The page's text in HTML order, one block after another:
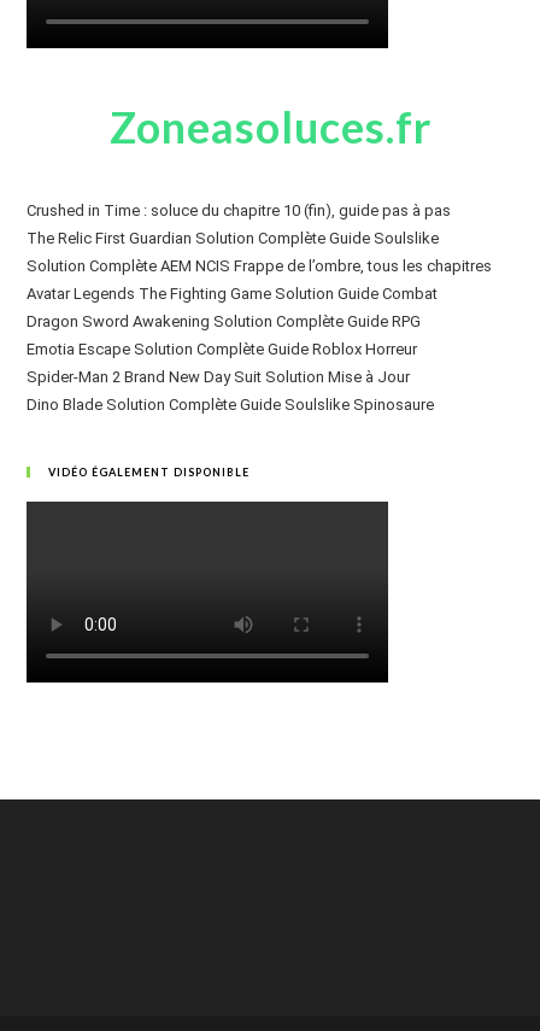
Zoneasoluces.fr
Crushed in Time : soluce du chapitre 10 (fin), guide pas à pas
The Relic First Guardian Solution Complète Guide Soulslike
Solution Complète AEM NCIS Frappe de l’ombre, tous les chapitres
Avatar Legends The Fighting Game Solution Guide Combat
Dragon Sword Awakening Solution Complète Guide RPG
Emotia Escape Solution Complète Guide Roblox Horreur
Spider-Man 2 Brand New Day Suit Solution Mise à Jour
Dino Blade Solution Complète Guide Soulslike Spinosaure
VIDÉO ÉGALEMENT DISPONIBLE